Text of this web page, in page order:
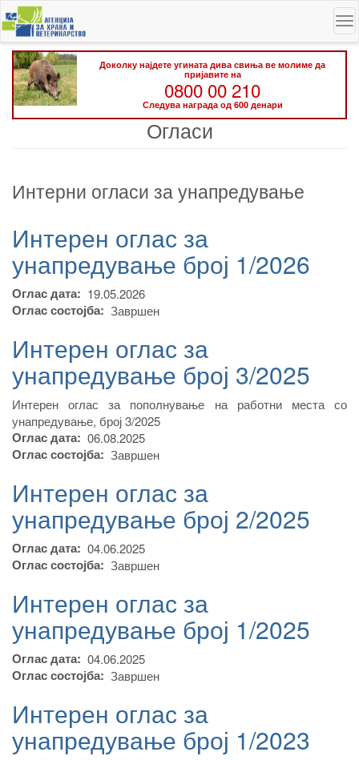
Skip
to
main
content
Доколку најдете угината дива свиња ве молиме да
пријавите на
0800 00 210
Следува награда од 600 денари
Огласи
Интерни огласи за унапредување
Интерен оглас за
унапредување број 1/2026
Оглас дата 19.05.2026
Оглас состојба Завршен
Интерен оглас за
унапредување број 3/2025
Интерен оглас за пополнување на работни места со
унапредување, број 3/2025
Оглас дата 06.08.2025
Оглас состојба Завршен
Интерен оглас за
унапредување број 2/2025
Оглас дата 04.06.2025
Оглас состојба Завршен
Интерен оглас за
унапредување број 1/2025
Оглас дата 04.06.2025
Оглас состојба Завршен
Интерен оглас за
унапредување број 1/2023